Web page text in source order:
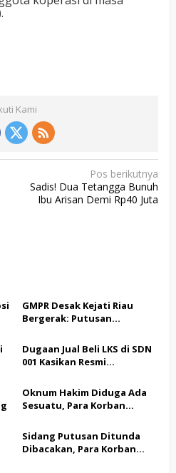
Kami
Pos berikutnya
Sadis! Dua Tetangga Bunuh
Ibu Arisan Demi Rp40 Juta
GMPR Desak Kejati Riau
Bergerak: Putusan
Miliar Ditelaah
Peruntukannya
Dugaan Jual Beli LKS di SDN
001 Kasikan Resmi
Kampar, Pemred – Pimum
Metroterkini.id Desak Usut
Kasus Ini
Oknum Hakim Diduga Ada
Sesuatu, Para Korban
ketua Jak – Sel, Ke MA, KY,
DPR Komisi III dan KPK
Sidang Putusan Ditunda
Dibacakan, Para Korban